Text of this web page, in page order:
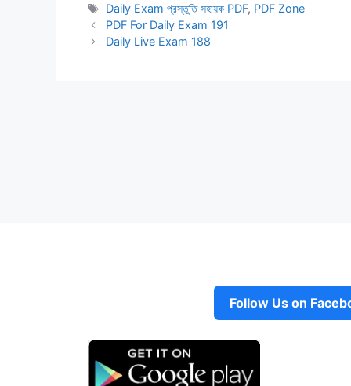
Tags
Daily Exam প্রস্তুতি সহায়ক PDF, PDF Zone
PDF For Daily Exam 191
Daily Live Exam 188
Follow Us on